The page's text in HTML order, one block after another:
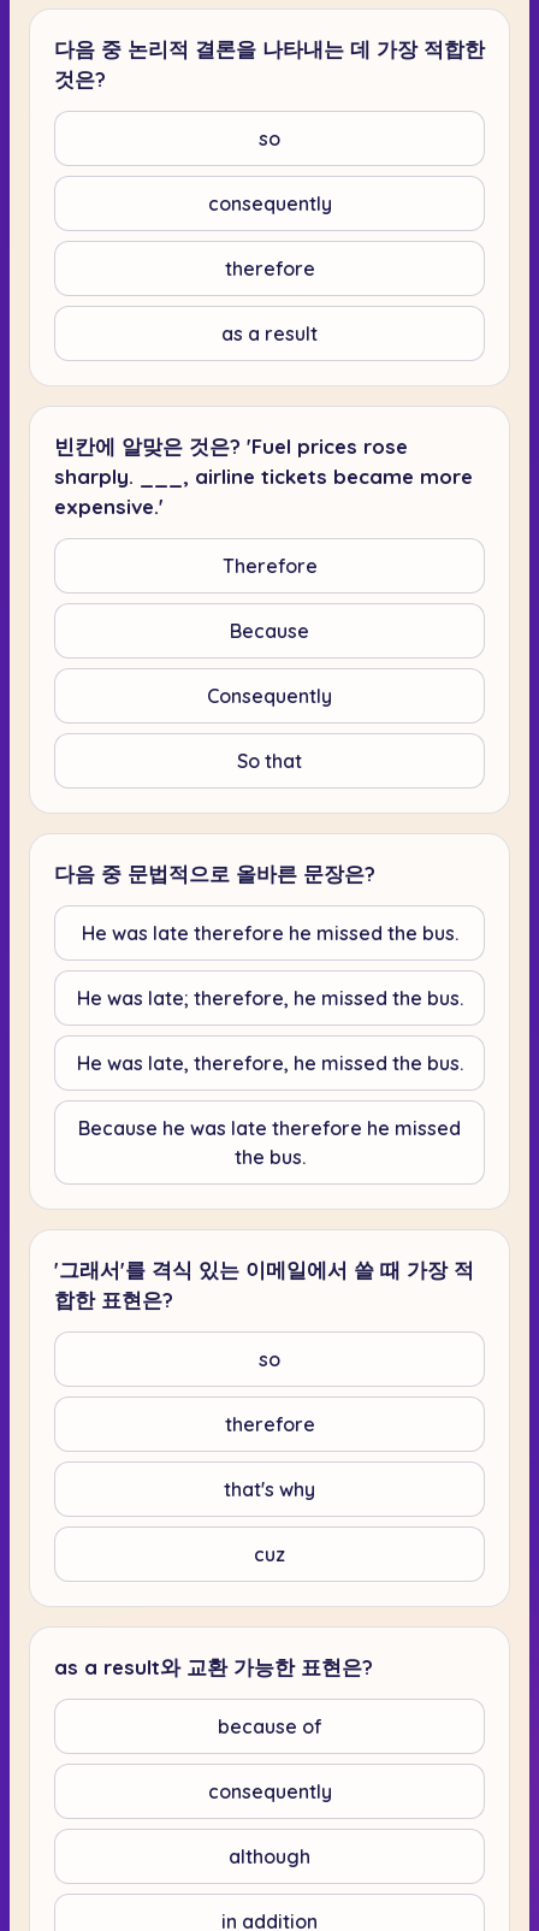
다음 중 논리적 결론을 나타내는 데 가장 적합한
것은?
so
consequently
therefore
as a result
빈칸에 알맞은 것은? 'Fuel prices rose
sharply. ___, airline tickets became more
expensive.'
Therefore
Because
Consequently
So that
다음 중 문법적으로 올바른 문장은?
He was late therefore he missed the bus.
He was late; therefore, he missed the bus.
He was late, therefore, he missed the bus.
Because he was late therefore he missed
the bus.
'그래서'를 격식 있는 이메일에서 쓸 때 가장 적
합한 표현은?
so
therefore
that's why
cuz
as a result와 교환 가능한 표현은?
because of
consequently
although
in addition